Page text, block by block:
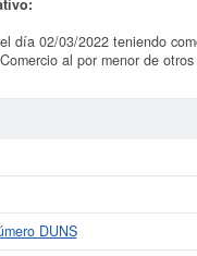
día 02/03/2022 teniendo
al por menor de
Esta ficha cuenta
puede solicitar lo
y cuentas de
ha realizado el 20/05/2025.
DUNS